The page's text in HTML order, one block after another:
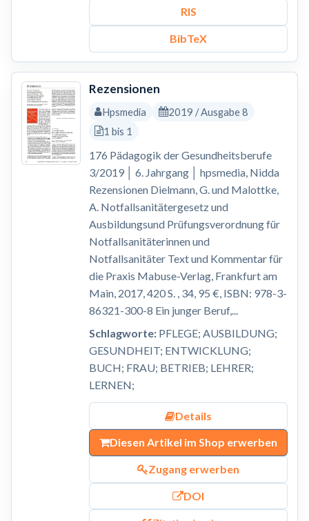
RIS
BibTeX
Rezensionen
Hpsmedia
2019 / Ausgabe 8
1 bis 1
176 Pädagogik der Gesundheitsberufe
3/2019 │ 6. Jahrgang │ hpsmedia, Nidda
Rezensionen Dielmann, G. und Malottke,
A. Notfallsanitätergesetz und
Ausbildungsund Prüfungsverordnung für
Notfallsanitäterinnen und
Notfallsanitäter Text und Kommentar für
die Praxis Mabuse-Verlag, Frankfurt am
Main, 2017, 420 S. , 34, 95 €, ISBN: 978-3-
86321-300-8 Ein junger Beruf,...
Schlagworte:PFLEGE; AUSBILDUNG;
GESUNDHEIT; ENTWICKLUNG;
BUCH; FRAU; BETRIEB; LEHRER;
LERNEN;
Details
Diesen Artikel im Shop erwerben
Zugang erwerben
DOI